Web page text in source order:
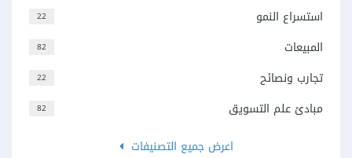
22 استسراع النمو
82 المبيعات
22 تجارب ونصائح
82
مبادئ علم التسويق
اعرض جميع التصنيفات